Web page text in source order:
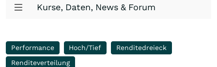
Kurse, Daten, News & Forum
Performance Hoch/Tief
Renditedreieck
Renditeverteilung